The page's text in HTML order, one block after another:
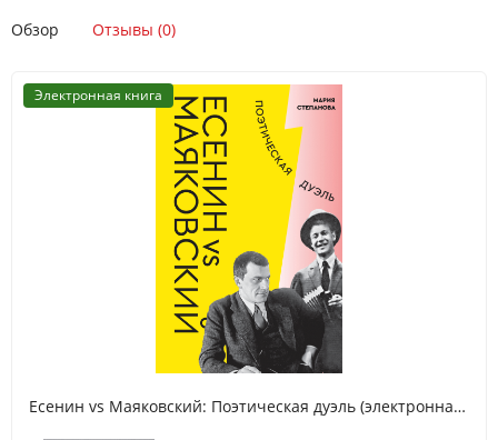
Обзор Отзывы (0)
Электронная книга
Есенин vs Маяковский: Поэтическая дуэль (электронная книга)